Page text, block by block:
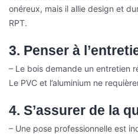
onéreux, mais il allie design et
RPT.
3. Penser à
– Le bois demande un entretien
Le PVC et l’aluminium ne
4. S’assurer de la
– Une pose professionnelle est